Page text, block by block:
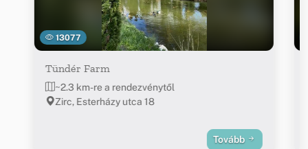
13077
Tündér Farm
~2.3 km-re a rendezvénytől
Zirc, Esterházy utca 18
Tovább